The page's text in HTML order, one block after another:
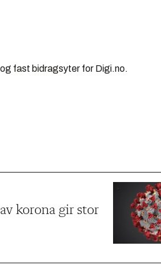
fast bidragsyter for Digi.no.
korona gir stor